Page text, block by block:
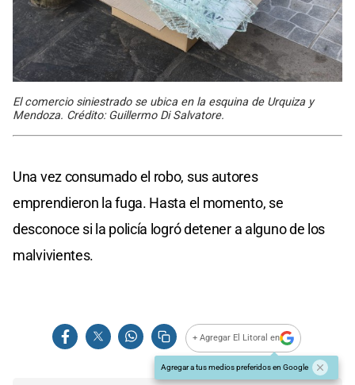
El comercio siniestrado se ubica en la esquina de Urquiza y
Mendoza. Crédito: Guillermo Di Salvatore.
Una vez consumado el robo, sus autores
emprendieron la fuga. Hasta el momento, se
desconoce si la policía logró detener a alguno de los
malvivientes.
+ Agregar El Litoral en
Agregar a tus medios preferidos en Google